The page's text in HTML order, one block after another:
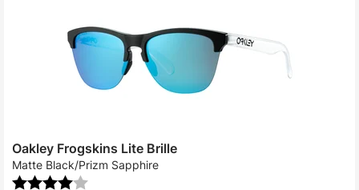
Oakley Frogskins Lite Brille
Matte Black/Prizm Sapphire
Karakter: